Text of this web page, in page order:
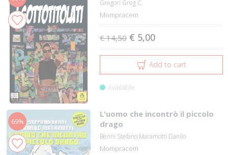
Gregori Greg C.
Mompracem
€ 14,50 € 5,00
Add to cart
Available
69%
L'uomo che incontrò il piccolo
drago
Benni Stefano;Maramotti Danilo
Mompracem